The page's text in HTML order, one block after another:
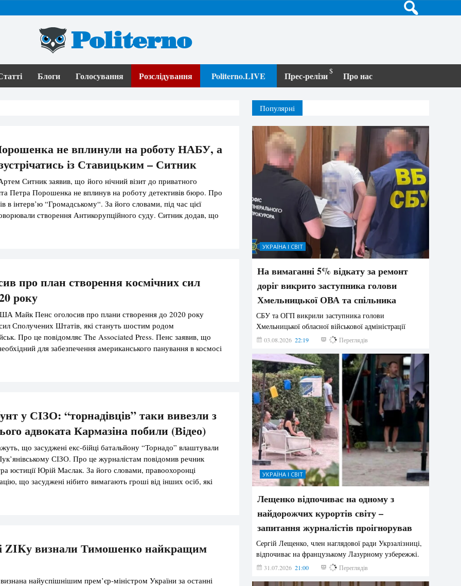
Politerno
Блоги Голосування Розслідування Politerno.LIVE Прес-релізи Про нас
не вплинули на роботу НАБУ, а
із Ставицьким – Ситник
Ситник заявив, що його нічний візит до приватного
Петра Порошенка не вплинув на роботу детективів бюро. Про
в інтерв’ю “Громадському“. За його словами, під час цієї
створення Антикорупційного суду. Ситник додав, що
запросив. “Глава держави запросив на розмову і якраз
про план створення космічних сил
року
Майк Пенс оголосив про плани створення до 2020 року
Сполучених Штатів, які стануть шостим родом
Про це повідомляє The Associated Press. Пенс заявив, що
для забезпечення американського панування в космосі
конкуренції та загроз з боку Китаю та Росії. “Космос, який
у СІЗО: “торнадівців” таки вивезли з
адвоката Кармазіна побили (Відео)
що засуджені екс-бійці батальйону “Торнадо” влаштували
СІЗО. Про це журналістам повідомив речник
юстиції Юрій Маслак. За його словами, правоохоронці
що засуджені нібито вимагають гроші від інших осіб, які
ціною їхнього життя. Прокуратура каже, що розслідує справу
ZIKу визнали Тимошенко найкращим
найуспішнішим прем’єр-міністром України за останні
Популярні
УКРАЇНА І СВІТ
На вимаганні 5% відкату за ремонт
доріг викрито заступника голови
Хмельницької ОВА та спільника
СБУ та ОГП викрили заступника голови
Хмельницької обласної військової адміністрації
03.08.2026 22:19 853 Переглядів
УКРАЇНА І СВІТ
Лещенко відпочиває на одному з
найдорожчих курортів світу –
запитання журналістів проігнорував
Сергій Лещенко, член наглядової ради Укрзалізниці,
відпочиває на французькому Лазурному узбережжі.
31.07.2026 21:00 215 Переглядів